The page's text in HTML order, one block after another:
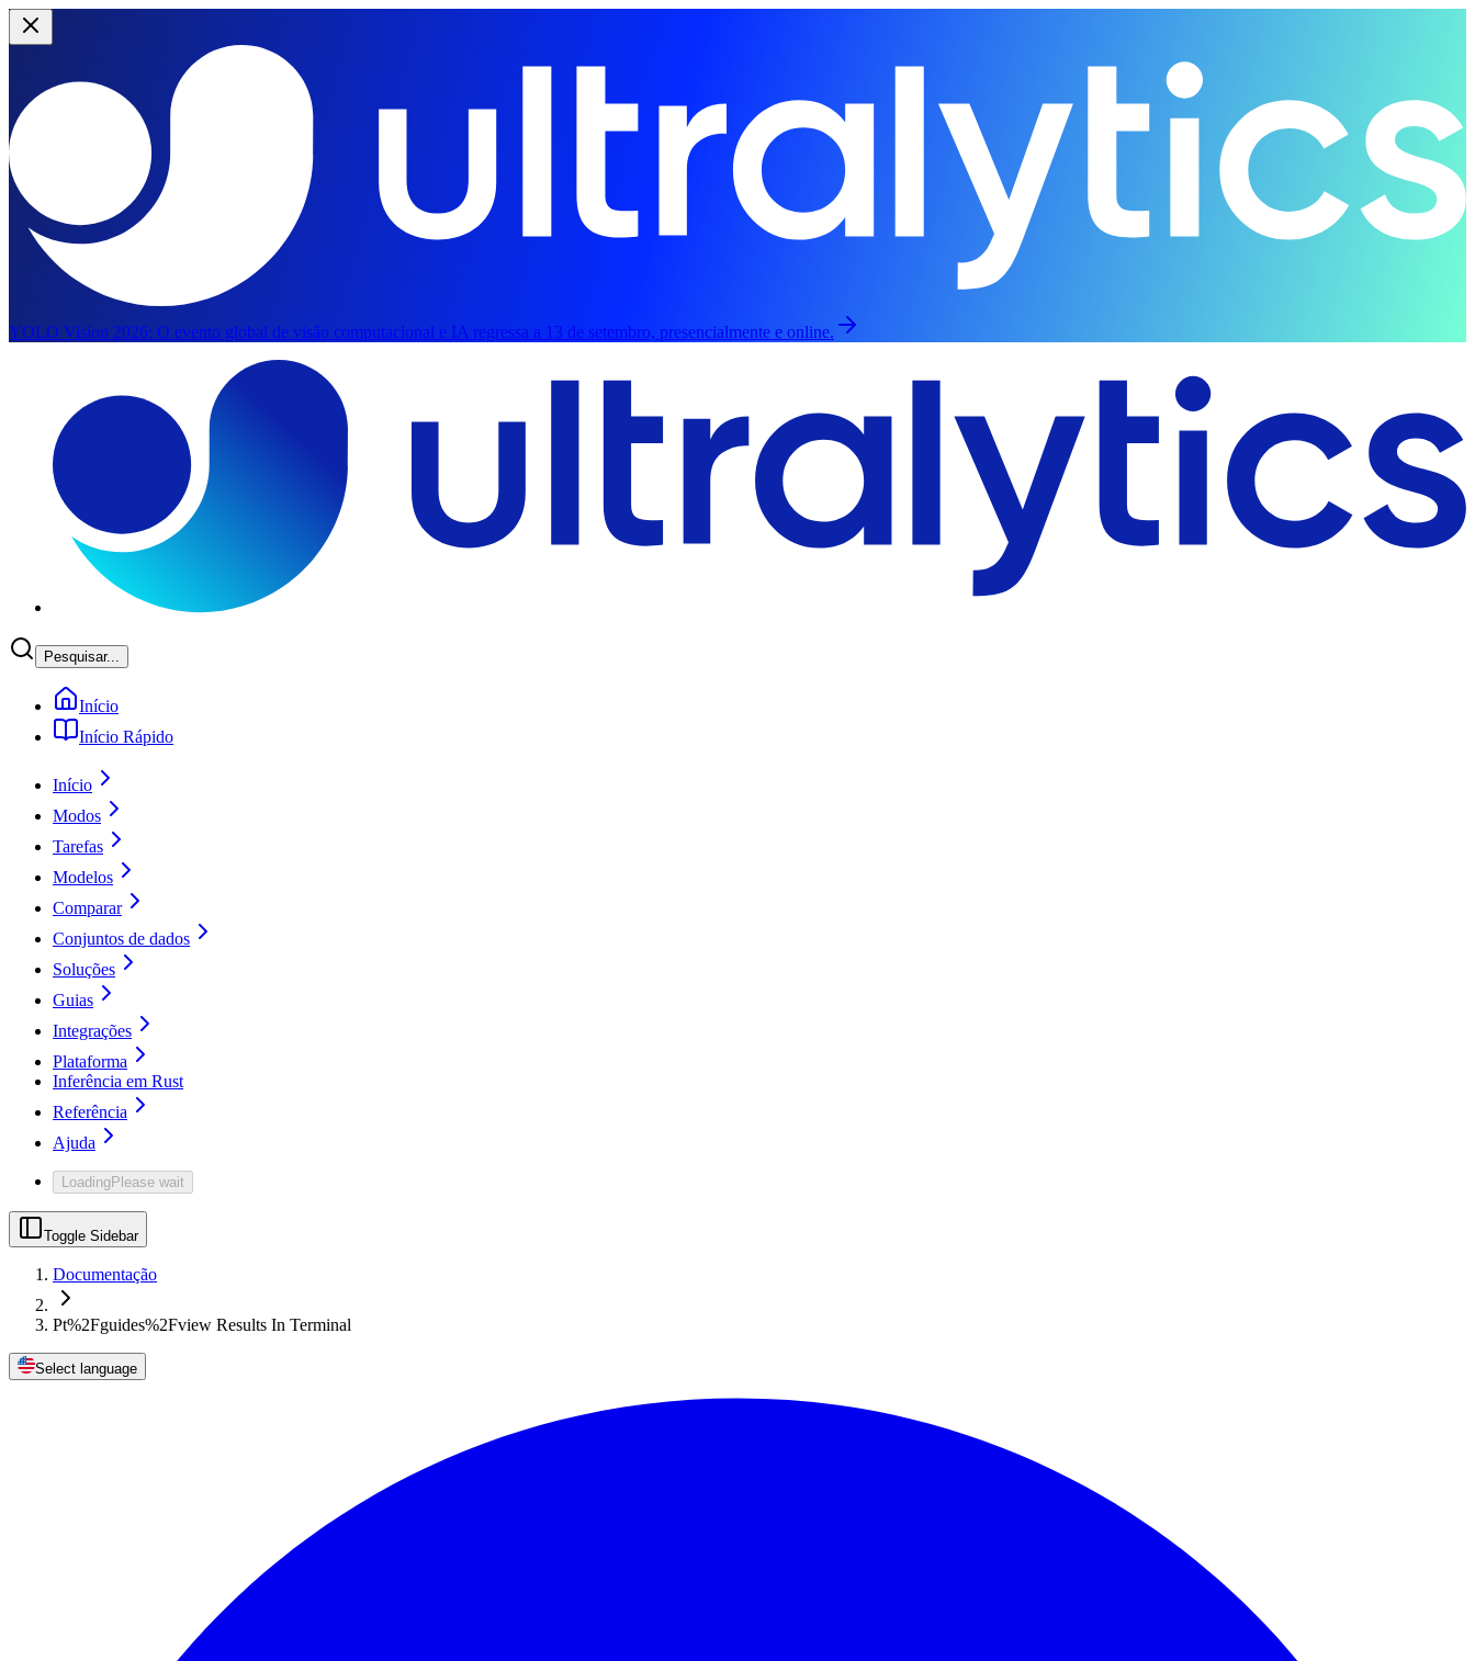
YOLO Vision 2026: O evento global de visão computacional e IA regressa a 13 de setembro, presencialmente e online.
Pesquisar...
Início
Início Rápido
Início
Modos
Tarefas
Modelos
Comparar
Conjuntos de dados
Soluções
Guias
Integrações
Plataforma
Inferência em Rust
Referência
Ajuda
LoadingPlease wait
Toggle Sidebar
Documentação
Pt%2Fguides%2Fview Results In Terminal
Select language